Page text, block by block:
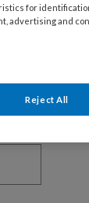
for
advertising and
Reject All